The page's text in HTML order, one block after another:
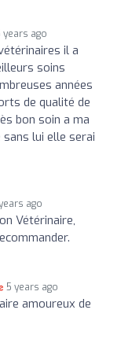
years ago
il a
soins
années
de qualité de
bon soin a ma
lui elle serai
ago
Vétérinaire,
5 years ago
amoureux de